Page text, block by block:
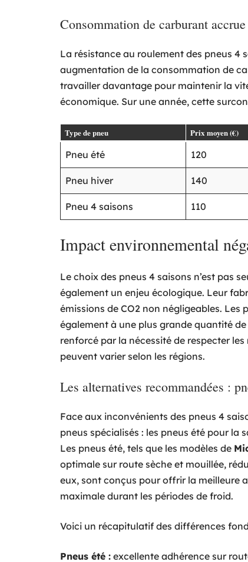
Consommation de carburant accrue
La résistance au roulement des pneus 4
augmentation de la consommation de
travailler davantage pour maintenir la
économique. Sur une année, cette
Type de pneu Prix moyen (€)
Pneu été 120
Pneu hiver 140
Pneu 4 saisons 110
Impact environnemental
Le choix des pneus 4 saisons n’est pas
également un enjeu écologique. Leur
émissions de CO2 non négligeables.
également à une plus grande quantité
renforcé par la nécessité de respecter
peuvent varier selon les régions.
Les alternatives recommandées :
Face aux inconvénients des pneus 4
pneus spécialisés : les pneus été pour la
Les pneus été, tels que les modèles de
optimale sur route sèche et mouillée,
eux, sont conçus pour offrir la meilleure
maximale durant les périodes de froid.
Voici un récapitulatif des différences
Pneus été : excellente adhérence sur